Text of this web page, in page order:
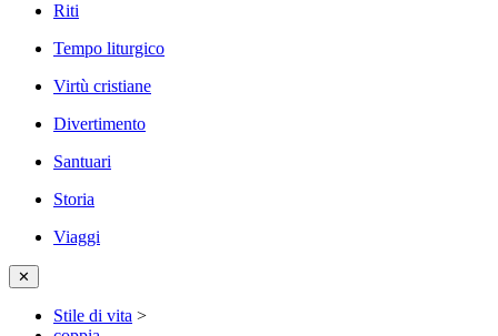
Riti
Tempo liturgico
Virtù cristiane
Divertimento
Santuari
Storia
Viaggi
✕
Stile di vita >